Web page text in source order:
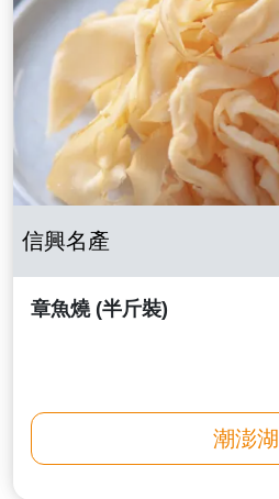
信興名產
章魚燒 (半斤裝)
潮澎湖